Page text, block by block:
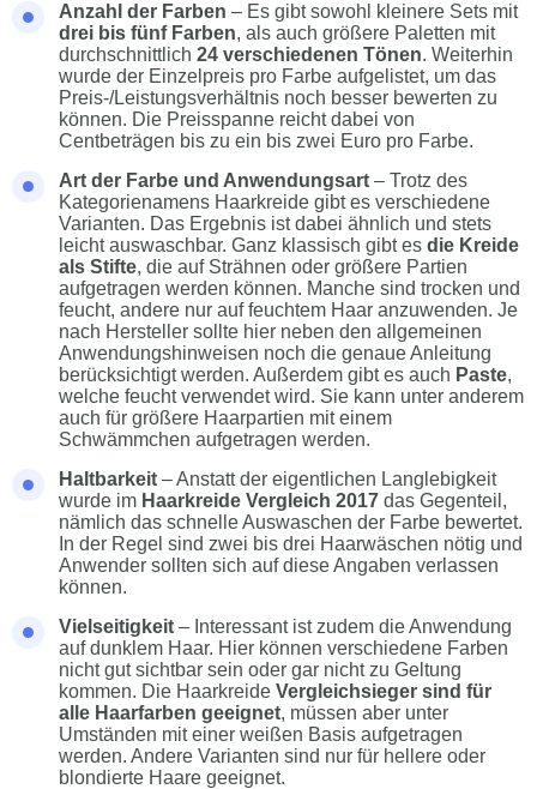
Anzahl der Farben – Es gibt sowohl kleinere Sets mit
drei bis fünf Farben, als auch größere Paletten mit
durchschnittlich 24 verschiedenen Tönen. Weiterhin
wurde der Einzelpreis pro Farbe aufgelistet, um das
Preis-/Leistungsverhältnis noch besser bewerten zu
können. Die Preisspanne reicht dabei von
Centbeträgen bis zu ein bis zwei Euro pro Farbe.
Art der Farbe und Anwendungsart – Trotz des
Kategorienamens Haarkreide gibt es verschiedene
Varianten. Das Ergebnis ist dabei ähnlich und stets
leicht auswaschbar. Ganz klassisch gibt es die Kreide
als Stifte, die auf Strähnen oder größere Partien
aufgetragen werden können. Manche sind trocken und
feucht, andere nur auf feuchtem Haar anzuwenden. Je
nach Hersteller sollte hier neben den allgemeinen
Anwendungshinweisen noch die genaue Anleitung
berücksichtigt werden. Außerdem gibt es auch Paste,
welche feucht verwendet wird. Sie kann unter anderem
auch für größere Haarpartien mit einem
Schwämmchen aufgetragen werden.
Haltbarkeit – Anstatt der eigentlichen Langlebigkeit
wurde im Haarkreide Vergleich 2017 das Gegenteil,
nämlich das schnelle Auswaschen der Farbe bewertet.
In der Regel sind zwei bis drei Haarwäschen nötig und
Anwender sollten sich auf diese Angaben verlassen
können.
Vielseitigkeit – Interessant ist zudem die Anwendung
auf dunklem Haar. Hier können verschiedene Farben
nicht gut sichtbar sein oder gar nicht zu Geltung
kommen. Die Haarkreide Vergleichsieger sind für
alle Haarfarben geeignet, müssen aber unter
Umständen mit einer weißen Basis aufgetragen
werden. Andere Varianten sind nur für hellere oder
blondierte Haare geeignet.